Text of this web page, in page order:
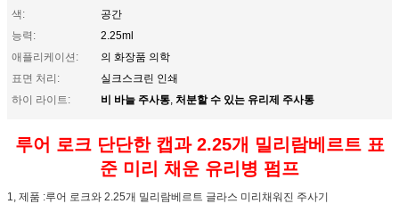
색:
공간
능력:
2.25ml
애플리케이션:
의 화장품 의학
표면 처리:
실크스크린 인쇄
하이 라이트:
비 바늘 주사통, 처분할 수 있는 유리제 주사통
루어 로크 단단한 캡과 2.25개 밀리람베르트 표
준 미리 채운 유리병 펌프
1, 제품 :루어 로크와 2.25개 밀리람베르트 글라스 미리채워진 주사기